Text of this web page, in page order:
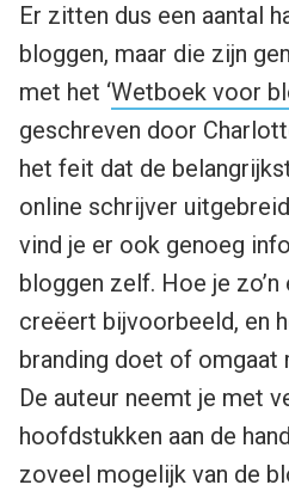
Er zitten dus een aantal
bloggen, maar die zijn
met het ‘Wetboek voor
geschreven door
het feit dat de
online schrijver
vind je er ook genoeg
bloggen zelf. Hoe je
creëert bijvoorbeeld, en
branding doet of omgaat
De auteur neemt je met
hoofdstukken aan de
zoveel mogelijk van de